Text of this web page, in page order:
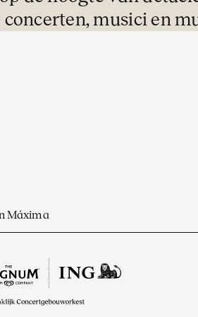
concerten, musici en
Máxima